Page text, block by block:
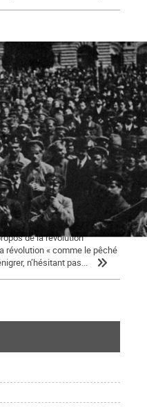
1917
de la révolution
révolution « comme le pêché
n’hésitant pas...